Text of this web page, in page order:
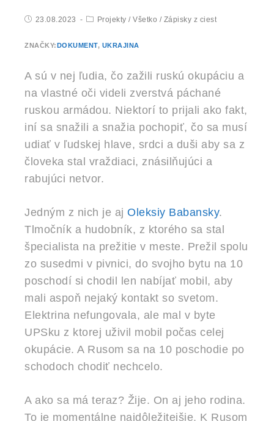
23.08.2023 Projekty / Všetko / Zápisky z ciest
ZNAČKY:DOKUMENT, UKRAJINA
A sú v nej ľudia, čo zažili ruskú okupáciu a
na vlastné oči videli zverstvá páchané
ruskou armádou. Niektorí to prijali ako fakt,
iní sa snažili a snažia pochopiť, čo sa musí
udiať v ľudskej hlave, srdci a duši aby sa z
človeka stal vraždiaci, znásilňujúci a
rabujúci netvor.
Jedným z nich je aj Oleksiy Babansky.
Tlmočník a hudobník, z ktorého sa stal
špecialista na prežitie v meste. Prežil spolu
zo susedmi v pivnici, do svojho bytu na 10
poschodí si chodil len nabíjať mobil, aby
mali aspoň nejaký kontakt so svetom.
Elektrina nefungovala, ale mal v byte
UPSku z ktorej uživil mobil počas celej
okupácie. A Rusom sa na 10 poschodie po
schodoch chodiť nechcelo.
A ako sa má teraz? Žije. On aj jeho rodina.
To je momentálne najdôležitejšie. K Rusom